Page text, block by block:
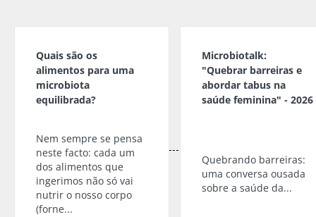
Quais são os
alimentos para uma
microbiota
equilibrada?
Nem sempre se pensa
neste facto: cada um
dos alimentos que
ingerimos não só vai
nutrir o nosso corpo
(forne...
Microbiotalk:
"Quebrar barreiras e
abordar tabus na
saúde feminina" - 2026
Quebrando barreiras:
uma conversa ousada
sobre a saúde da...